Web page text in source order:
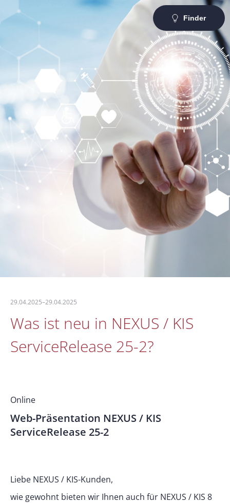
Finder
29.04.2025–29.04.2025
Was ist neu in NEXUS / KIS
ServiceRelease 25-2?
Online
Web-Präsentation NEXUS / KIS
ServiceRelease 25-2
Liebe NEXUS / KIS-Kunden,
wie gewohnt bieten wir Ihnen auch für NEXUS / KIS 8